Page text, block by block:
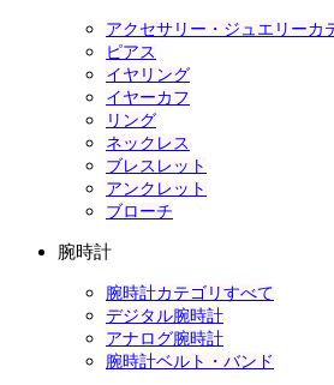
アクセサリー・ジュエリーカ
ピアス
イヤリング
イヤーカフ
リング
ネックレス
ブレスレット
アンクレット
ブローチ
腕時計
腕時計カテゴリすべて
デジタル腕時計
アナログ腕時計
腕時計ベルト・バンド